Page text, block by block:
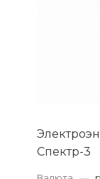
Спектр-3